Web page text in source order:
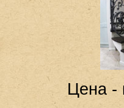
Цена -